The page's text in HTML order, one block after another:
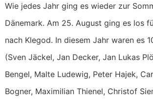
Wie jedes Jahr ging es wieder zur
Dänemark. Am 25. August ging es los
nach Klegod. In diesem Jahr waren es
(Sven Jäckel, Jan Decker, Jan Lukas
Bengel, Malte Ludewig, Peter Hajek,
Bogner, Maximilian Thienel, Christof